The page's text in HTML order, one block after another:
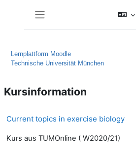
Lernplattform Moodle
Technische Universität München
Kursinformation
Current topics in exercise biology
Kurs aus TUMOnline ( W2020/21)